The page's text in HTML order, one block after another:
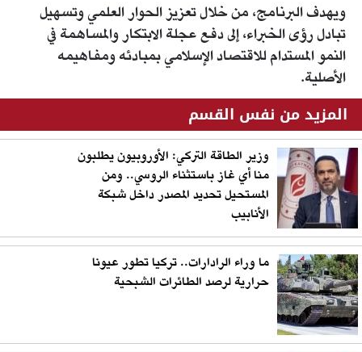
ويهدف البرنامج، من خلال تعزيز الحوار العلمي وتسهيل
تبادل رؤى الخبراء، إلى دفع عجلة الابتكار والمساهمة في
النمو المستدام للاقتصاد الإسلامي بمبادئه ومفاهيمه
الأصلية.
المزيد من نفس القسم
وزير الطاقة التركي: الأوروبيون يطلبون
منا أي غاز باستثناء الروسي.. ومن
المستحيل تحديد المصدر داخل شبكة
الأنابيب
ما وراء الرادارات.. تركيا تطور عيونا
حرارية لرصد الطائرات الشبحية